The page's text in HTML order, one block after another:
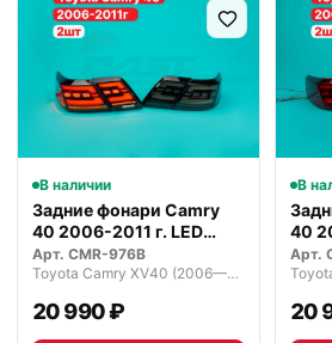
В наличии
Задние фонари Camry
40 2006-2011 г. LED
Темные
Арт. CMR-976B
Toyota Camry XV40 (2006—2009)
20 990 ₽
В
40
Арт.
20